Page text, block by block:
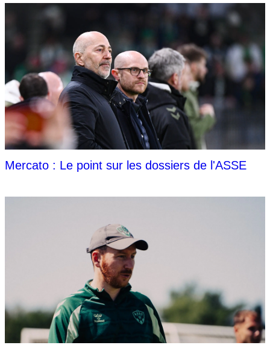
Mercato : Le point sur les dossiers de l'ASSE